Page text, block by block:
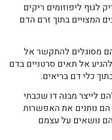
לגוף ליפוזומים ריקים
המצויים בתוך זרם הדם
מסוגלים להתקשר אל
אל תאים סרטניים בדם
כלי דם בריאים.
לייצר מבנה דו שכבתי
נותנים את האפשרות
נושאים על עצמם